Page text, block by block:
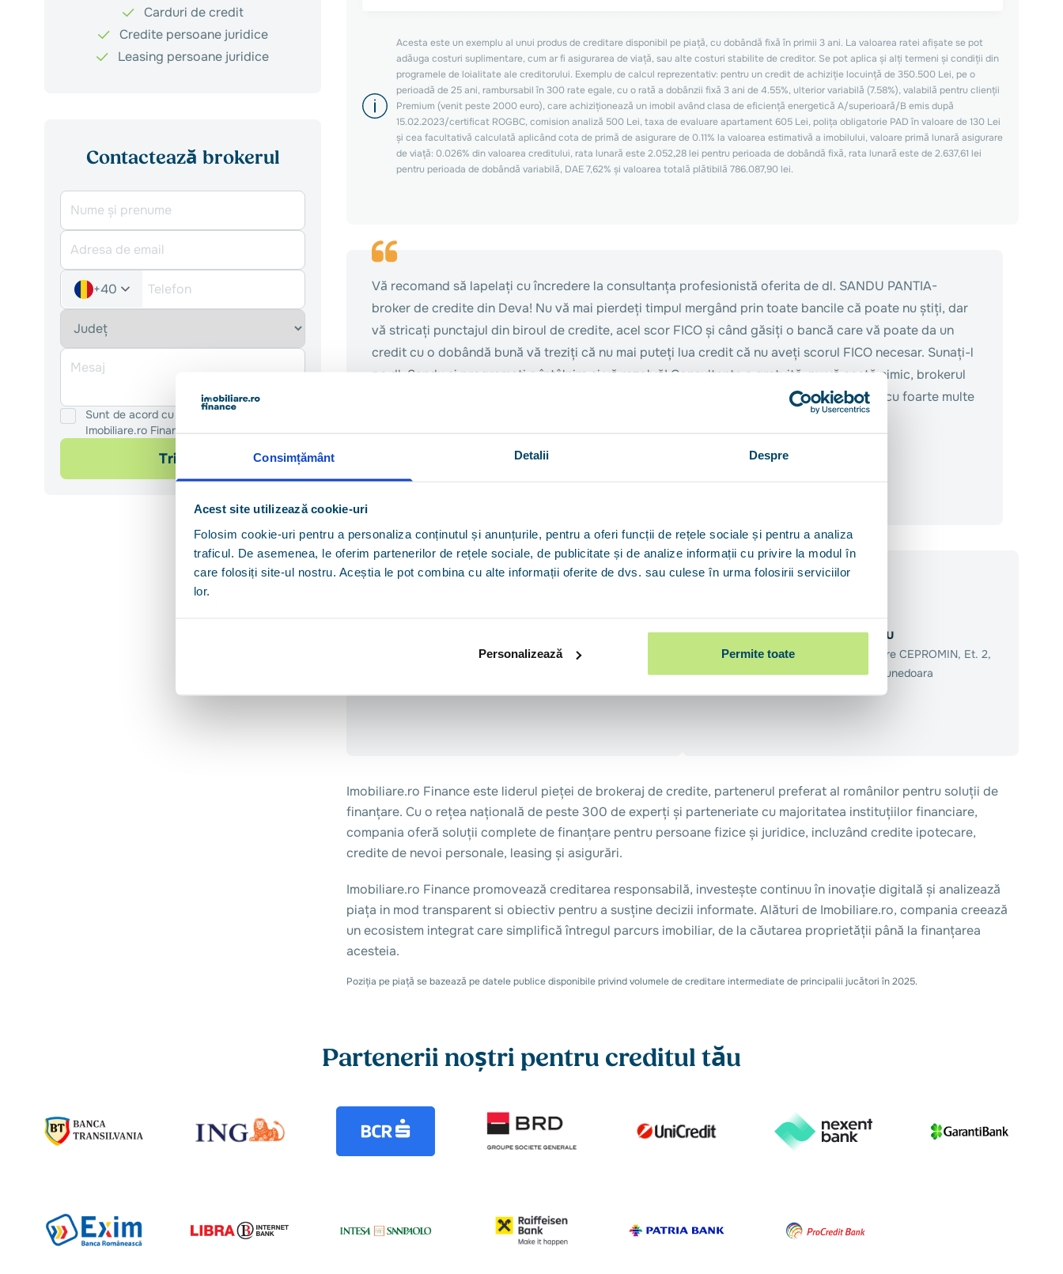
Consimțământ Detalii Despre
Acest site utilizează cookie-uri
Folosim cookie-uri pentru a personaliza conținutul și anunțurile, pentru a oferi funcții de rețele sociale și pentru a analiza
traficul. De asemenea, le oferim partenerilor de rețele sociale, de publicitate și de analize informații cu privire la modul în
care folosiți site-ul nostru. Aceștia le pot combina cu alte informații oferite de dvs. sau culese în urma folosirii serviciilor
lor.
Personalizează Permite toate
Carduri de credit
Credite persoane juridice
Leasing persoane juridice
Contactează brokerul
+40
Sunt de acord cu
Termenii și Condițiile
Imobiliare.ro Finance
Trimite
Acesta este un exemplu al unui produs de creditare disponibil pe piață, cu dobândă fixă în primii 3 ani. La valoarea ratei afișate se pot
adăuga costuri suplimentare, cum ar fi asigurarea de viață, sau alte costuri stabilite de creditor. Se pot aplica și alți termeni și condiții din
programele de loialitate ale creditorului. Exemplu de calcul reprezentativ: pentru un credit de achiziție locuință de 350.500 Lei, pe o
perioadă de 25 ani, rambursabil în 300 rate egale, cu o rată a dobânzii fixă 3 ani de 4.55%, ulterior variabilă (7.58%), valabilă pentru clienții
Premium (venit peste 2000 euro), care achiziționează un imobil având clasa de eficiență energetică A/superioară/B emis după
15.02.2023/certificat ROGBC, comision analiză 500 Lei, taxa de evaluare apartament 605 Lei, polița obligatorie PAD în valoare de 130 Lei
și cea facultativă calculată aplicând cota de primă de asigurare de 0.11% la valoarea estimativă a imobilului, valoare primă lunară asigurare
de viață: 0.026% din valoarea creditului, rata lunară este 2.052,28 lei pentru perioada de dobândă fixă, rata lunară este de 2.637,61 lei
pentru perioada de dobândă variabilă, DAE 7,62% și valoarea totală plătibilă 786.087,90 lei.
Vă recomand să lapelați cu încredere la consultanța profesionistă oferita de dl. SANDU PANTIA-
broker de credite din Deva! Nu vă mai pierdeți timpul mergând prin toate bancile că poate nu știți, dar
vă stricați punctajul din biroul de credite, acel scor FICO și când găsiți o bancă care vă poate da un
credit cu o dobândă bună vă treziți că nu mai puteți lua credit că nu aveți scorul FICO necesar. Sunați-l
pe dl. Sandu și programați o întâlnire și vă rezolvă! Consultanța e gratuită, nu vă costă nimic, brokerul
este plătit de banca unde se aprobă dosarul! Vă găsește cea mai bună soluție, lucreaza cu foarte multe
Adresă birou
B-dul 22 Decembrie, Nr. 37A, Cladire CEPROMIN, Et. 2,
Birou 217, Deva, Jud. Hunedoara
Imobiliare.ro Finance este liderul pieței de brokeraj de credite, partenerul preferat al românilor pentru soluții de
finanțare. Cu o rețea națională de peste 300 de experți și parteneriate cu majoritatea instituțiilor financiare,
compania oferă soluții complete de finanțare pentru persoane fizice și juridice, incluzând credite ipotecare,
credite de nevoi personale, leasing și asigurări.
Imobiliare.ro Finance promovează creditarea responsabilă, investește continuu în inovație digitală și analizează
piața in mod transparent si obiectiv pentru a susține decizii informate. Alături de Imobiliare.ro, compania creează
un ecosistem integrat care simplifică întregul parcurs imobiliar, de la căutarea proprietății până la finanțarea
acesteia.
Poziția pe piață se bazează pe datele publice disponibile privind volumele de creditare intermediate de principalii jucători în 2025.
Partenerii noștri pentru creditul tău